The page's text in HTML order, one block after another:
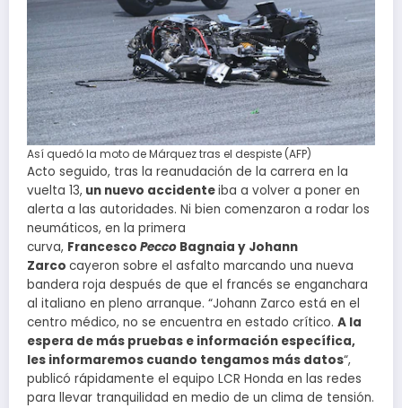
Así quedó la moto de Márquez tras el despiste (AFP)
Acto seguido, tras la reanudación de la carrera en la
vuelta 13, un nuevo accidenteiba a volver a poner en
alerta a las autoridades. Ni bien comenzaron a rodar los
neumáticos, en la primera
curva, Francesco Pecco Bagnaia y Johann
Zarco cayeron sobre el asfalto marcando una nueva
bandera roja después de que el francés se enganchara
al italiano en pleno arranque. “Johann Zarco está en el
centro médico, no se encuentra en estado crítico. A la
espera de más pruebas e información específica,
les informaremos cuando tengamos más datos“,
publicó rápidamente el equipo LCR Honda en las redes
para llevar tranquilidad en medio de un clima de tensión.